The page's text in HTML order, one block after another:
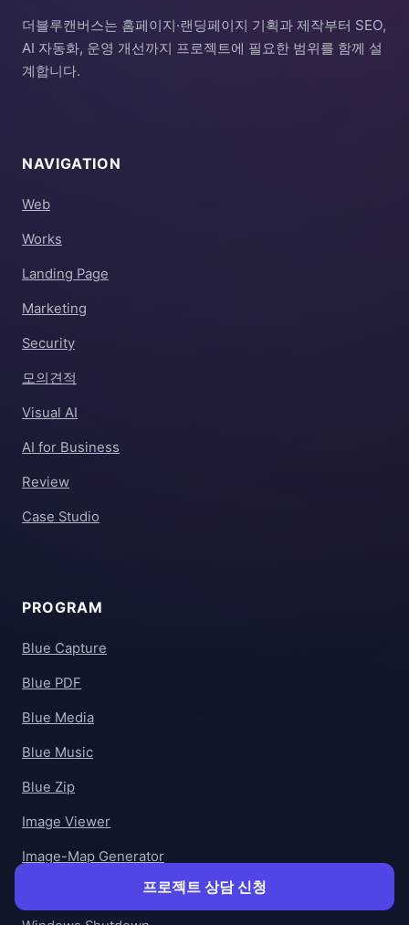
프로젝트 상담 신청
더블루캔버스는 홈페이지·랜딩페이지 기획과 제작부터 SEO,
AI 자동화, 운영 개선까지 프로젝트에 필요한 범위를 함께 설
계합니다.
NAVIGATION
Web
Works
Landing Page
Marketing
Security
모의견적
Visual AI
AI for Business
Review
Case Studio
PROGRAM
Blue Capture
Blue PDF
Blue Media
Blue Music
Blue Zip
Image Viewer
Image-Map Generator